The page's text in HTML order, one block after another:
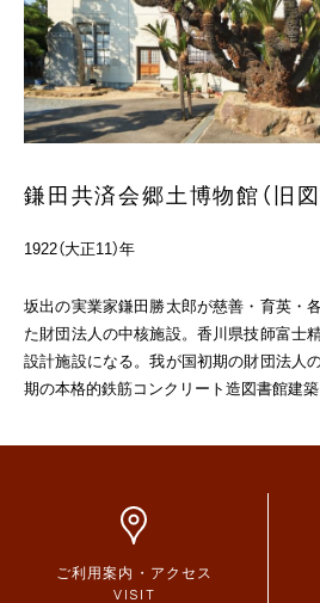
鎌田共済会郷土博物館（旧図
1922（大正11）年
坂出の実業家鎌田勝太郎が慈善・育英・
た財団法人の中核施設。香川県技師富士
設計施設になる。我が国初期の財団法人
期の本格的鉄筋コンクリート造図書館建築
ご利用案内・アクセス
VISIT